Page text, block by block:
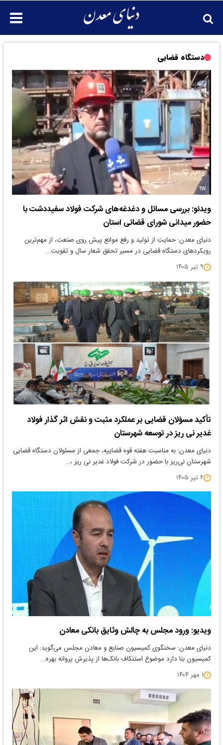
دستگاه قضایی
ویدئو: بررسی مسائل و دغدغه‌های شرکت فولاد سفیددشت با
حضور میدانی شورای قضائی استان
دنیای معدن: حمایت از تولید و رفع موانع پیش روی صنعت، از مهم‌ترین
رویکردهای دستگاه قضایی در مسیر تحقق شعار سال و تقویت…
۹ تیر ۱۴۰۵
تأکید مسؤلان قضایی بر عملکرد مثبت و نقش اثر گذار فولاد
غدیر نی ریز در توسعه شهرستان
دنیای معدن: به مناسبت هفته قوه قضاییه، جمعی از مسئولان دستگاه قضایی
شهرستان نی‌ریز با حضور در شرکت فولاد غدیر نی ریز ،…
۶ تیر ۱۴۰۵
ویدیو: ورود مجلس به چالش وثایق بانکی معادن
دنیای معدن: سخنگوی کمیسیون صنایع و معادن مجلس می‌گوید: این
کمیسیون بنا دارد موضوع استنکاف بانک‌ها از پذیرش پروانه بهره…
۱ مهر ۱۴۰۴